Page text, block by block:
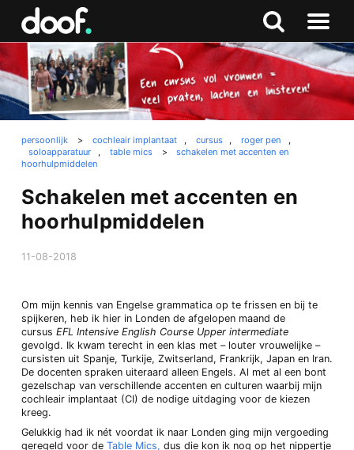
Zoeken
Naar
menu
persoonlijk > cochleair implantaat , cursus , roger pen
,
soloapparatuur
, table mics >
schakelen met accenten en
hoorhulpmiddelen
Schakelen met accenten en
hoorhulpmiddelen
11-08-2018
Om mijn kennis van Engelse grammatica op te frissen en bij te
spijkeren, heb ik hier in Londen de afgelopen maand de
cursus EFL Intensive English Course Upper intermediate
gevolgd. Ik kwam terecht in een klas met – louter vrouwelijke –
cursisten uit Spanje, Turkije, Zwitserland, Frankrijk, Japan en Iran.
De docenten spraken uiteraard alleen Engels. Al met al een bont
gezelschap van verschillende accenten en culturen waarbij mijn
cochleair implantaat (CI) de nodige uitdaging voor de kiezen
kreeg.
Gelukkig had ik nét voordat ik naar Londen ging mijn vergoeding
geregeld voor de Table Mics, dus die kon ik nog op het nippertje
Doof.nl
Zoeken
naar
boven